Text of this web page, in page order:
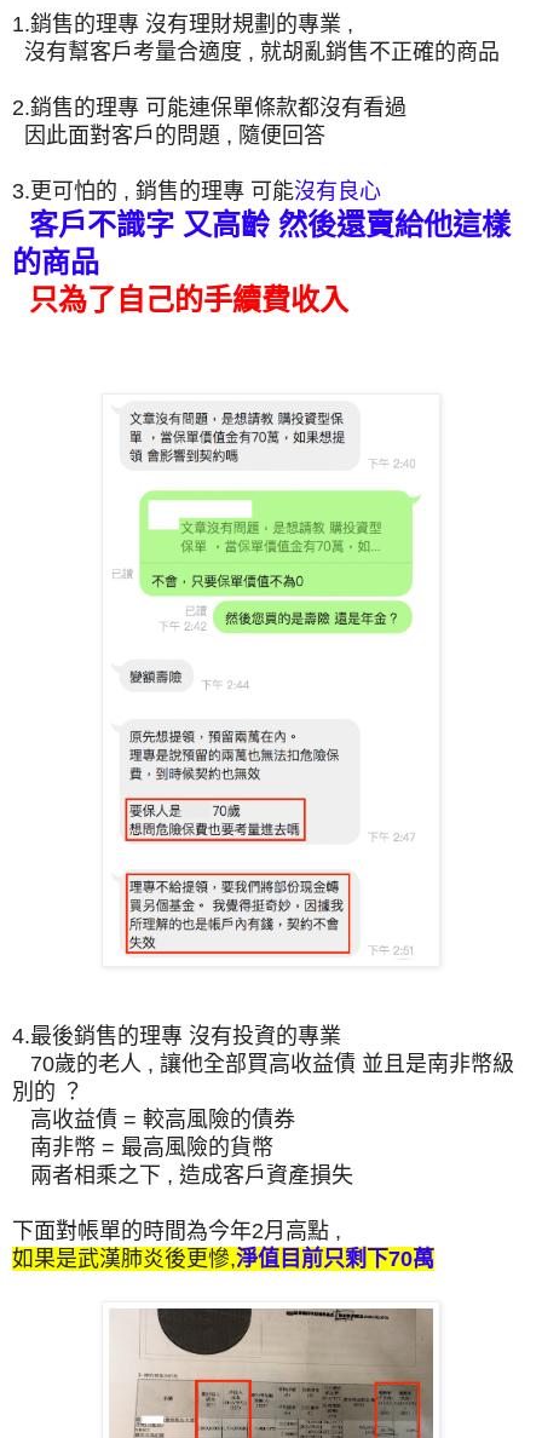
1.銷售的理專 沒有理財規劃的專業 ,
沒有幫客戶考量合適度 , 就胡亂銷售不正確的商品
2.銷售的理專 可能連保單條款都沒有看過
因此面對客戶的問題 , 隨便回答
3.更可怕的 , 銷售的理專 可能沒有良心
客戶不識字 又高齡 然後還賣給他這樣
的商品
只為了自己的手續費收入
4.最後銷售的理專 沒有投資的專業
70歲的老人 , 讓他全部買高收益債 並且是南非幣級
別的 ？
高收益債 = 較高風險的債券
南非幣 = 最高風險的貨幣
兩者相乘之下 , 造成客戶資產損失
下面對帳單的時間為今年2月高點 ,
如果是武漢肺炎後更慘,淨值目前只剩下70萬